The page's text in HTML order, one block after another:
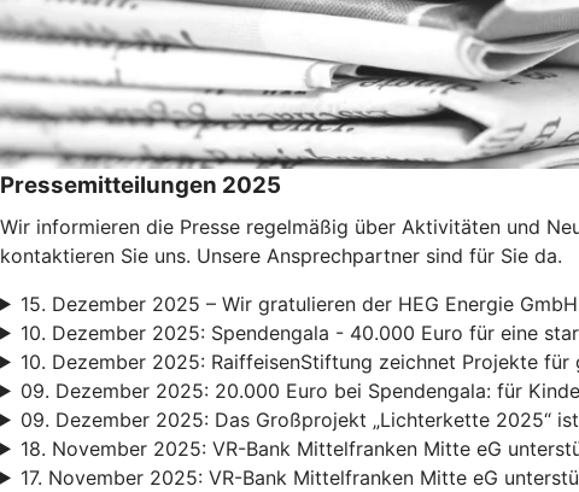
Pressemitteilungen 2025
Wir informieren die Presse regelmäßig über Aktivitäten und
kontaktieren Sie uns. Unsere Ansprechpartner sind für Sie da.
15. Dezember 2025 – Wir gratulieren der HEG Energie
10. Dezember 2025: Spendengala - 40.000 Euro für eine
10. Dezember 2025: RaiffeisenStiftung zeichnet Projekte
09. Dezember 2025: 20.000 Euro bei Spendengala: für
09. Dezember 2025: Das Großprojekt „Lichterkette 2025“
18. November 2025: VR-Bank Mittelfranken Mitte eG
17. November 2025: VR-Bank Mittelfranken Mitte eG